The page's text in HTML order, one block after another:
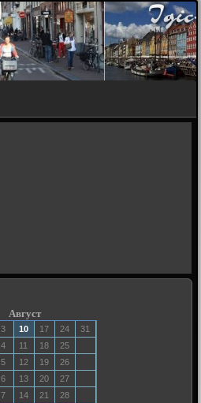
Август
3 10 17 24
31
4 11 18
25
5 12 19
26
6 13 20
27
7 14 21
28